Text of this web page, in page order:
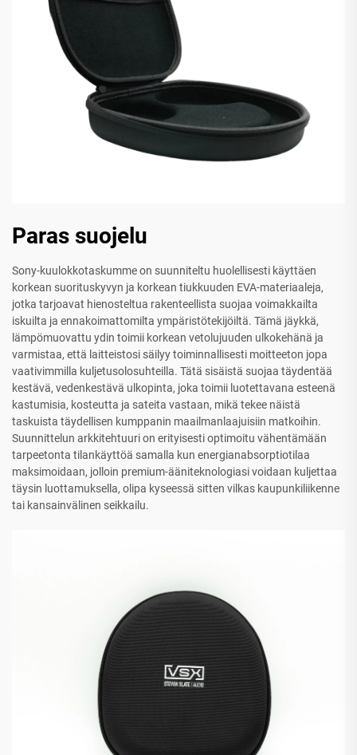
Paras suojelu
Sony-kuulokkotaskumme on suunniteltu huolellisesti käyttäen
korkean suorituskyvyn ja korkean tiukkuuden EVA-materiaaleja,
jotka tarjoavat hienosteltua rakenteellista suojaa voimakkailta
iskuilta ja ennakoimattomilta ympäristötekijöiltä. Tämä jäykkä,
lämpömuovattu ydin toimii korkean vetolujuuden ulkokehänä ja
varmistaa, että laitteistosi säilyy toiminnallisesti moitteeton jopa
vaativimmilla kuljetusolosuhteilla. Tätä sisäistä suojaa täydentää
kestävä, vedenkestävä ulkopinta, joka toimii luotettavana esteenä
kastumisia, kosteutta ja sateita vastaan, mikä tekee näistä
taskuista täydellisen kumppanin maailmanlaajuisiin matkoihin.
Suunnittelun arkkitehtuuri on erityisesti optimoitu vähentämään
tarpeetonta tilankäyttöä samalla kun energianabsorptiotilaa
maksimoidaan, jolloin premium-ääniteknologiasi voidaan kuljettaa
täysin luottamuksella, olipa kyseessä sitten vilkas kaupunkiliikenne
tai kansainvälinen seikkailu.